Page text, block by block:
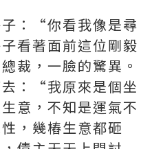
：“你看我像是尋
看著面前這位剛毅
裁，一臉的驚異。
：“我原來是個坐
意，不知是運氣不
，幾樁生意都砸